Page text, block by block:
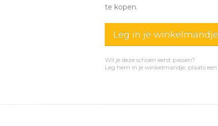
te kopen.
Leg in je winkelmandje
Wil je deze schoen eerst passen?
Leg hem in je winkelmandje, plaats